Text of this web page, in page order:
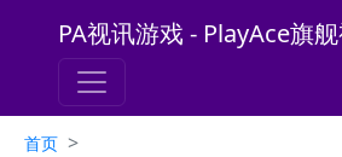
PA视讯游戏 - PlayAce旗
首页 >